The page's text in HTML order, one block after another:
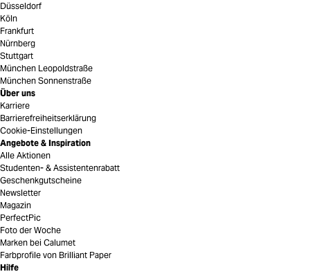
Düsseldorf
Köln
Frankfurt
Nürnberg
Stuttgart
München Leopoldstraße
München Sonnenstraße
Über uns
Karriere
Barrierefreiheitserklärung
Cookie-Einstellungen
Angebote & Inspiration
Alle Aktionen
Studenten- & Assistentenrabatt
Geschenkgutscheine
Newsletter
Magazin
PerfectPic
Foto der Woche
Marken bei Calumet
Farbprofile von Brilliant Paper
Hilfe